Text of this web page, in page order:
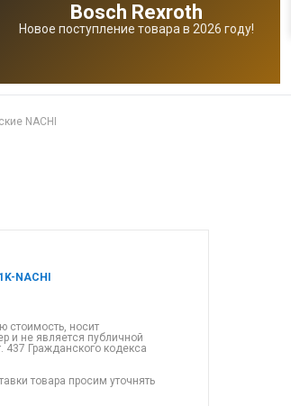
Bosсh Rexroth
Новое поступление товара в 2026 году!
NACHI
NACHI
стоимость, носит
и не является публичной
Гражданского кодекса
товара просим уточнять